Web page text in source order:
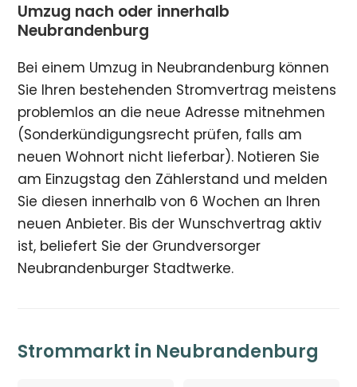
Umzug nach oder innerhalb
Neubrandenburg
Bei einem Umzug in Neubrandenburg können
Sie Ihren bestehenden Stromvertrag meistens
problemlos an die neue Adresse mitnehmen
(Sonderkündigungsrecht prüfen, falls am
neuen Wohnort nicht lieferbar). Notieren Sie
am Einzugstag den Zählerstand und melden
Sie diesen innerhalb von 6 Wochen an Ihren
neuen Anbieter. Bis der Wunschvertrag aktiv
ist, beliefert Sie der Grundversorger
Neubrandenburger Stadtwerke.
Strommarkt in Neubrandenburg